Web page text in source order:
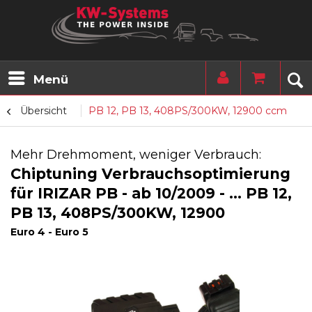
Menü
Übersicht PB 12, PB 13, 408PS/300KW, 12900 ccm
Mehr Drehmoment, weniger Verbrauch:
Chiptuning Verbrauchsoptimierung
für IRIZAR PB - ab 10/2009 - ... PB 12,
PB 13, 408PS/300KW, 12900
Euro 4 - Euro 5